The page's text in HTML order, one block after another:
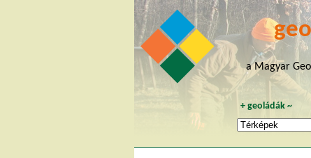
a Magyar
+geoládák ~